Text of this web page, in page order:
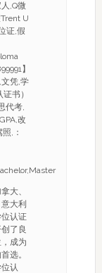
,Q微
U
证,假
】
凭,学
书）
代考,
改
,：
大、
大利
认证
了良
成为
选。
认